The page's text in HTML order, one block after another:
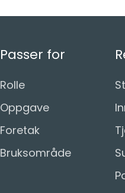
Passer for
Rolle
Oppgave
Foretak
Bruksområde